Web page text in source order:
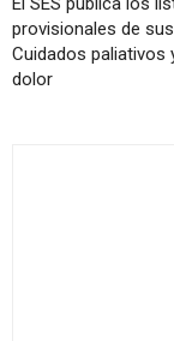
provisionales de
Cuidados paliativos
dolor